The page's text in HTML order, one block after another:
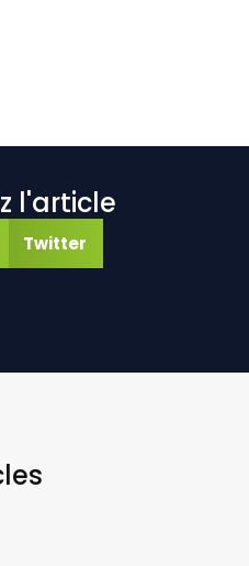
l'article
Twitter